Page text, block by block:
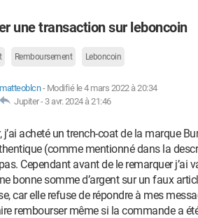
une transaction sur leboncoin
Remboursement Leboncoin
matteoblcn- Modifié le 4 mars 2022 à 20:34
Jupiter - 3 avr. 2024 à 21:46
j’ai acheté un trench-coat de la marque
(comme mentionné dans la
Cependant avant de le remarquer j’ai
bonne somme d’argent sur un faux
car elle refuse de répondre à mes
rembourser même si la commande a